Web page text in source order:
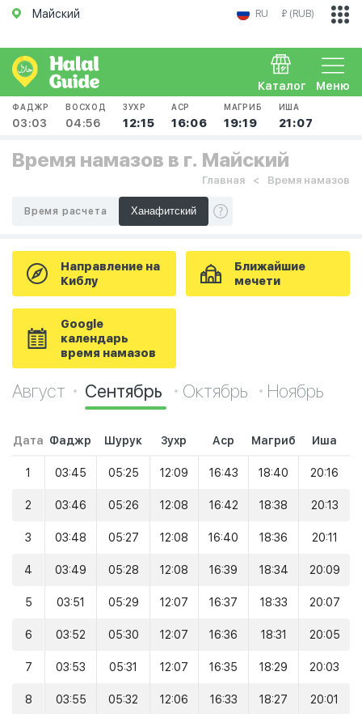
Майский RU ₽ (RUB)
Меню
Каталог
ФАДЖР
03:03
ВОСХОД
04:56
ЗУХР
12:15
АСР
16:06
МАГРИБ
19:19
ИША
21:07
Время намазов в г. Майский
Главная Время намазов
Время расчета
Направление на
Киблу
Ближайшие
мечети
Google
календарь
время намазов
Август Сентябрь Октябрь Ноябрь
Дата Фаджр Шурук Зухр Аср Магриб Иша
1 03:45 05:25 12:09 16:43 18:40 20:16
2 03:46 05:26 12:08 16:42 18:38 20:13
3 03:48 05:27 12:08 16:40 18:36 20:11
4 03:49 05:28 12:08 16:39 18:34 20:09
5 03:51 05:29 12:07 16:37 18:33 20:07
6 03:52 05:30 12:07 16:36 18:31 20:05
7 03:53 05:31 12:07 16:35 18:29 20:03
8 03:55 05:32 12:06 16:33 18:27 20:01